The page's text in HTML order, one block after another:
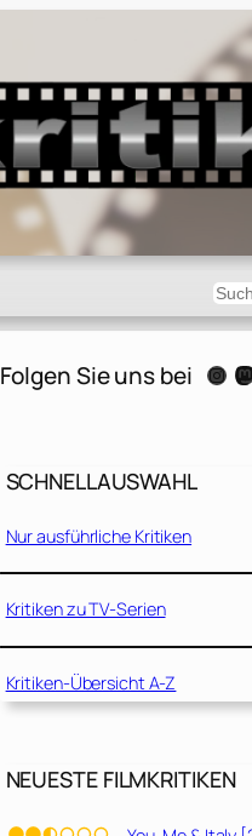
Folgen Sie uns bei Instagram Mastodon
SCHNELLAUSWAHL
Nur ausführliche Kritiken
Kritiken zu TV-Serien
Kritiken-Übersicht A-Z
NEUESTE FILMKRITIKEN